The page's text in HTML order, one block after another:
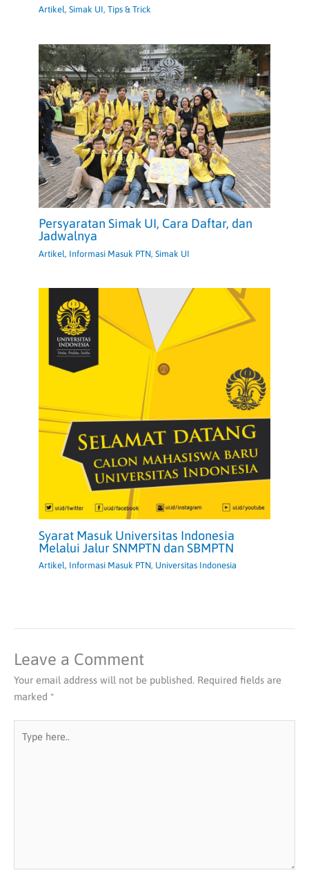
Artikel,Simak UI,Tips & Trick
Persyaratan Simak UI, Cara Daftar, dan
Jadwalnya
Artikel, Informasi Masuk PTN,Simak UI
Syarat Masuk Universitas Indonesia
Melalui Jalur SNMPTN dan SBMPTN
Artikel, Informasi Masuk PTN, Universitas Indonesia
Leave a Comment
Your email address will not be published. Required fields are
marked *
here..